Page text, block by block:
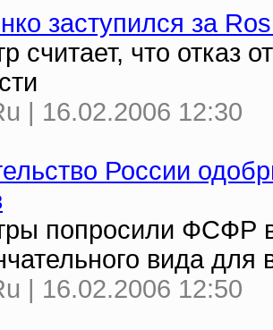
заступился за
считает, что отказ
| 16.02.2006 12:30
России
попросили ФСФР
вида для
| 16.02.2006 12:50